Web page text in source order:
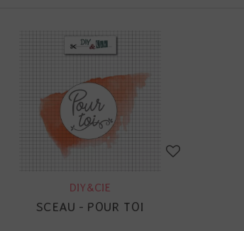
DIY&CIE
SCEAU - POUR TOI